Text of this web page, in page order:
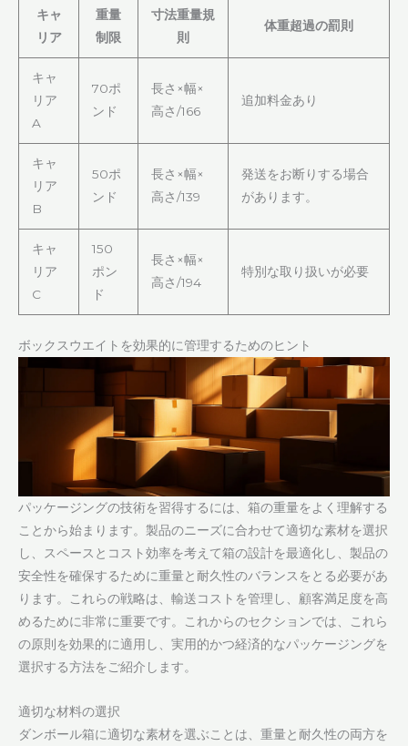
キャ
リア
重量
制限
寸法重量規
則
体重超過の罰則
キャ
リア
A
70ポ
ンド
長さ×幅×
高さ/166
追加料金あり
キャ
リア
B
50ポ
ンド
長さ×幅×
高さ/139
発送をお断りする場合
があります。
キャ
リア
C
150
ポン
ド
長さ×幅×
高さ/194
特別な取り扱いが必要
ボックスウエイトを効果的に管理するためのヒント
パッケージングの技術を習得するには、箱の重量をよく理解する
ことから始まります。製品のニーズに合わせて適切な素材を選択
し、スペースとコスト効率を考えて箱の設計を最適化し、製品の
安全性を確保するために重量と耐久性のバランスをとる必要があ
ります。これらの戦略は、輸送コストを管理し、顧客満足度を高
めるために非常に重要です。これからのセクションでは、これら
の原則を効果的に適用し、実用的かつ経済的なパッケージングを
選択する方法をご紹介します。
適切な材料の選択
ダンボール箱に適切な素材を選ぶことは、重量と耐久性の両方を